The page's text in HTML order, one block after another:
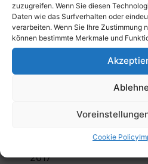
zuzugreifen. Wenn Sie diesen
Daten wie das Surfverhalten oder
verarbeiten. Wenn Sie Ihre Zustimmung
können bestimmte Merkmale und
Cookie Policy
Sitzungsprotokolle
2012
2017